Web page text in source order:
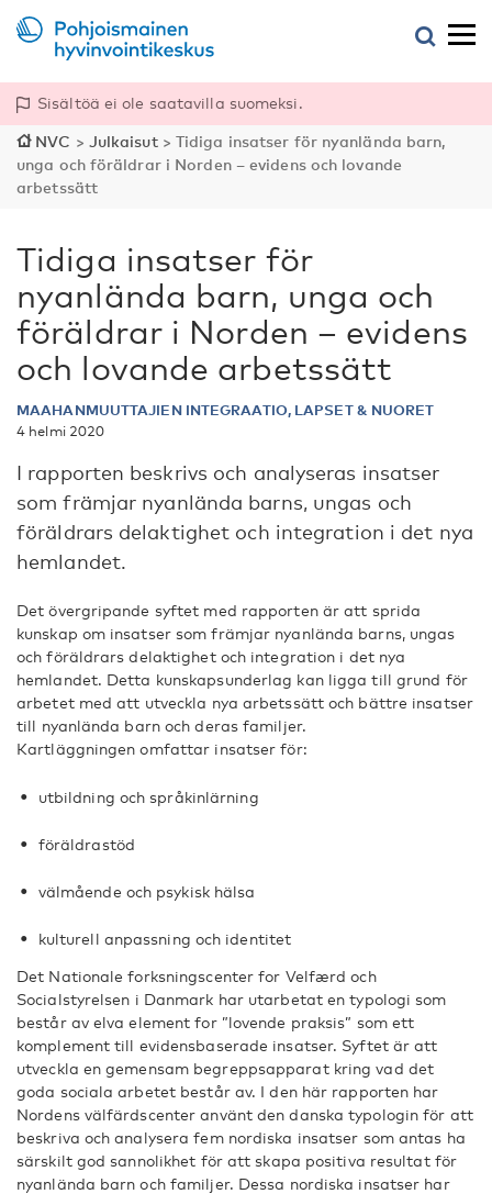
Sisältöä ei ole saatavilla suomeksi.
NVC > Julkaisut> Tidiga insatser för nyanlända barn,
unga och föräldrar i Norden – evidens och lovande
arbetssätt
Tidiga insatser för
nyanlända barn, unga och
föräldrar i Norden – evidens
och lovande arbetssätt
MAAHANMUUTTAJIEN INTEGRAATIO, LAPSET & NUORET
4 helmi 2020
I rapporten beskrivs och analyseras insatser
som främjar nyanlända barns, ungas och
föräldrars delaktighet och integration i det nya
hemlandet.
Det övergripande syftet med rapporten är att sprida
kunskap om insatser som främjar nyanlända barns, ungas
och föräldrars delaktighet och integration i det nya
hemlandet. Detta kunskapsunderlag kan ligga till grund för
arbetet med att utveckla nya arbetssätt och bättre insatser
till nyanlända barn och deras familjer.
Kartläggningen omfattar insatser för:
utbildning och språkinlärning
föräldrastöd
välmående och psykisk hälsa
kulturell anpassning och identitet
Det Nationale forksningscenter for Velfærd och
Socialstyrelsen i Danmark har utarbetat en typologi som
består av elva element for ”lovende praksis” som ett
komplement till evidensbaserade insatser. Syftet är att
utveckla en gemensam begreppsapparat kring vad det
goda sociala arbetet består av. I den här rapporten har
Nordens välfärdscenter använt den danska typologin för att
beskriva och analysera fem nordiska insatser som antas ha
särskilt god sannolikhet för att skapa positiva resultat för
nyanlända barn och familjer. Dessa nordiska insatser har